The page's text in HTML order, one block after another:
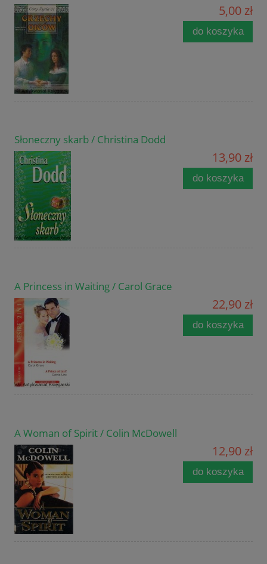
5,00 zł
do koszyka
Słoneczny skarb / Christina Dodd
13,90 zł
do koszyka
A Princess in Waiting / Carol Grace
22,90 zł
do koszyka
A Woman of Spirit / Colin McDowell
12,90 zł
do koszyka